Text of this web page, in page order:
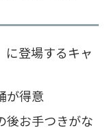
に登場するキャ
が得意
後お手つきがな